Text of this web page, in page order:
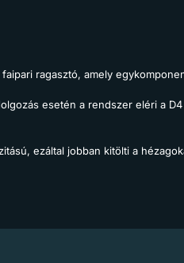
ragasztó, amely
esetén a rendszer eléri a
ezáltal jobban kitölti a